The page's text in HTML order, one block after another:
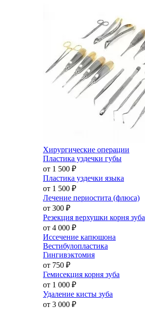
Хирургические операции
Пластика уздечки губы
от 1 500 ₽
Пластика уздечки языка
от 1 500 ₽
Лечение периостита (флюса)
от 300 ₽
Резекция верхушки корня зуба
от 4 000 ₽
Иссечение капюшона
Вестибулопластика
Гингивэктомия
от 750 ₽
Гемисекция корня зуба
от 1 000 ₽
Удаление кисты зуба
от 3 000 ₽